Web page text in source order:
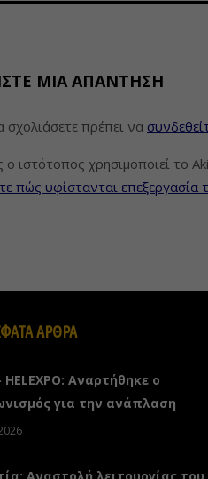
ΜΙΑ ΑΠΆΝΤΗΣΗ
σχολιάσετε πρέπει να
ο ιστότοπος χρησιμοποιεί το
πώς υφίστανται επεξεργασία
ΑΡΘΡΑ
HELEXPO: Αναρτήθηκε ο
για την ανάπλαση
Αναστολή λειτουργίας του